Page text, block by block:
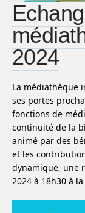
2024
La médiathèque
ses portes
fonctions de
continuité de la
animé par des
et les
dynamique, une
2024 à 18h30 à